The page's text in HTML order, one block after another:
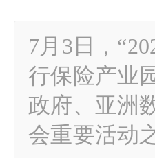
7月3日，
行保险产业
政府、亚洲
会重要活动